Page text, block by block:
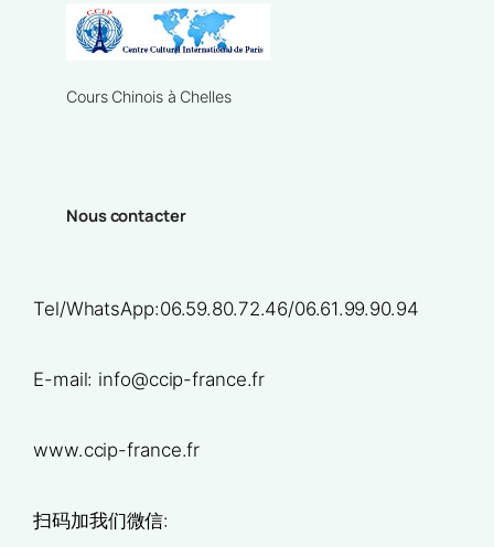
Cours Chinois à Chelles
Nous contacter
Tel/WhatsApp:06.59.80.72.46/06.61.99.90.94
E-mail: info@ccip-france.fr
www.ccip-france.fr
扫码加我们微信: